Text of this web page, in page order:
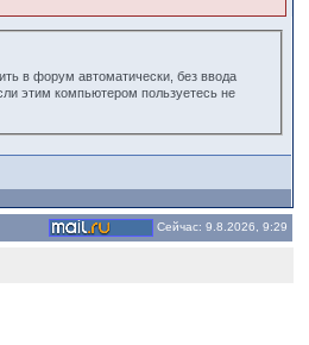
в форум автоматически, без ввода
этим компьютером пользуетесь не
Сейчас: 9.8.2026, 9:29